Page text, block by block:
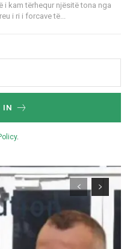
i kam tërhequr njësitë tona nga
kreu i ri i forcave të...
IN
.